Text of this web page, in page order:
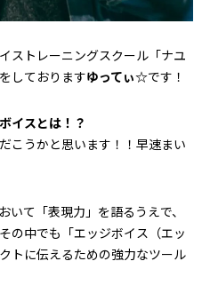
ストレーニングスクール「ナユ
しておりますゆってぃ☆です！
イスとは！？
こうかと思います！！早速まい
て「表現力」を語るうえで、
の中でも「エッジボイス（エッ
トに伝えるための強力なツール